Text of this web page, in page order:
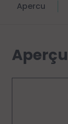
Apercu
Aperçu